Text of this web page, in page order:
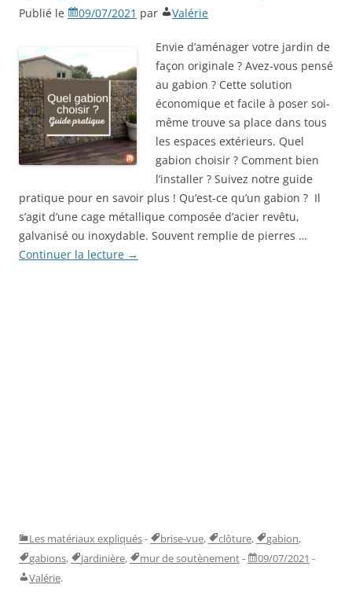
Publié le 09/07/2021 par Valérie
Envie d’aménager votre jardin de
façon originale ? Avez-vous pensé
au gabion ? Cette solution
économique et facile à poser soi-
même trouve sa place dans tous
les espaces extérieurs. Quel
gabion choisir ? Comment bien
l’installer ? Suivez notre guide
pratique pour en savoir plus ! Qu’est-ce qu’un gabion ? Il
s’agit d’une cage métallique composée d’acier revêtu,
galvanisé ou inoxydable. Souvent remplie de pierres …
Continuer la lecture →
Les matériaux expliqués- brise-vue, clôture, gabion,
gabions, jardinière, mur de soutènement- 09/07/2021 -
Valérie.